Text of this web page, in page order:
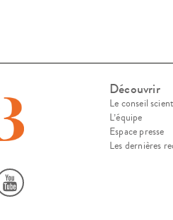
Découvrir
Le conseil
L’équipe
Espace presse
Les dernières